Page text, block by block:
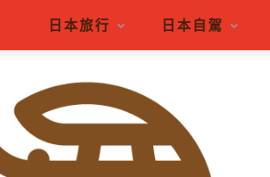
日本旅行 日本自駕